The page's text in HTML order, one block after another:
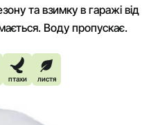
та взимку в гаражі від
Воду пропускає.
птахи листя